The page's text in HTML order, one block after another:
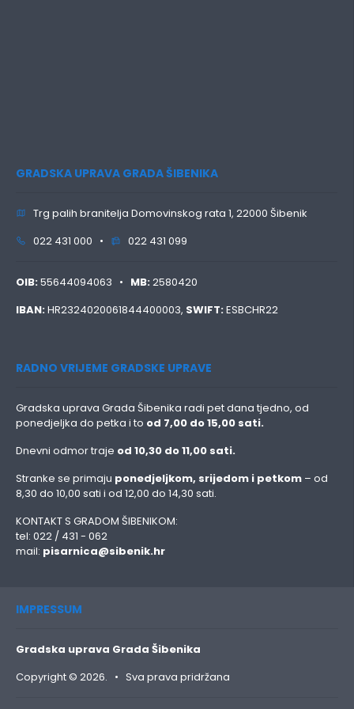
GRADSKA UPRAVA GRADA ŠIBENIKA
Trg palih branitelja Domovinskog rata 1, 22000 Šibenik
022 431 000 •
022 431 099
OIB:55644094063 • MB:2580420
IBAN:HR2324020061844400003, SWIFT:ESBCHR22
RADNO VRIJEME GRADSKE UPRAVE
Gradska uprava Grada Šibenika radi pet dana tjedno, od
ponedjeljka do petka i to od 7,00 do 15,00 sati.
Dnevni odmor traje od 10,30 do 11,00 sati.
Stranke se primaju ponedjeljkom, srijedom i petkom – od
8,30 do 10,00 sati i od 12,00 do 14,30 sati.
KONTAKT S GRADOM ŠIBENIKOM:
tel: 022 / 431 - 062
mail: pisarnica@sibenik.hr
IMPRESSUM
Gradska uprava Grada Šibenika
Copyright © 2026. • Sva prava pridržana